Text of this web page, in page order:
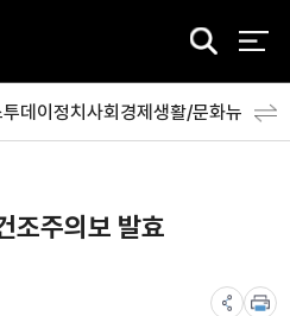
검
데이정치사회경제생활/문화뉴스특
조주의보 발효